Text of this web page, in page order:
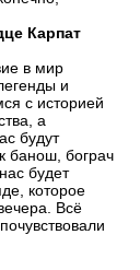
Карпат
в мир
и
с историей
а
будут
банош, бограч
будет
которое
Всё